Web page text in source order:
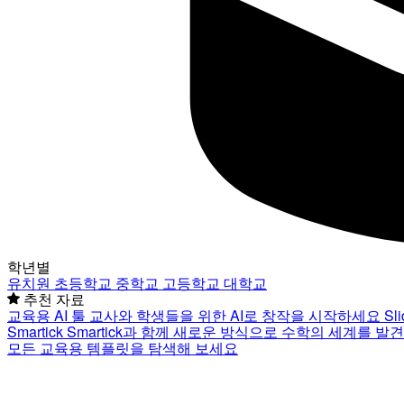
학년별
유치원 초등학교 중학교 고등학교 대학교
추천 자료
교육용 AI 툴 교사와 학생들을 위한 AI로 창작을 시작하세요
SmartickSmartick과 함께 새로운 방식으로 수학의 세계를 발
모든 교육용 템플릿을 탐색해 보세요